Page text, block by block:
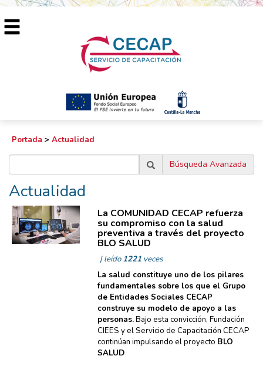
Portada > Actualidad
Búsqueda Avanzada
Actualidad
La COMUNIDAD CECAP refuerza
su compromiso con la salud
preventiva a través del proyecto
BLO SALUD
| leído1221veces
La salud constituye uno de los pilares
fundamentales sobre los que el Grupo
de Entidades Sociales CECAP
construye su modelo de apoyo a las
personas.Bajo esta convicción, Fundación
CIEES y el Servicio de Capacitación CECAP
continúan impulsando el proyecto BLO
SALUD